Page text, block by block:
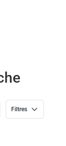
Filtres